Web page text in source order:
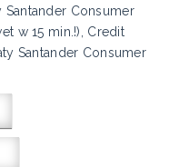
Santander Consumer
w 15 min.!), Credit
Santander Consumer